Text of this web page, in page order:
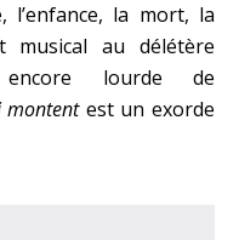
l’enfance, la mort, la
musical au délétère
lourde de
montentest un exorde